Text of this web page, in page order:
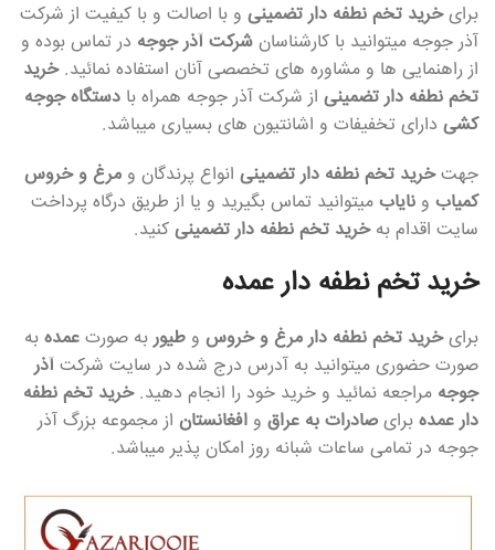
برایخرید تخم نطفه دار تضمینی و با اصالت و با کیفیت از شرکت
آذر جوجه میتوانید با کارشناسان شرکت آذر جوجه در تماس بوده و
از راهنمایی ها و مشاوره های تخصصی آنان استفاده نمائید.خرید
تخم نطفه دار تضمینی از شرکت آذر جوجه همراه با دستگاه جوجه
کشی دارای تخفیفات و اشانتیون های بسیاری میباشد.
جهتخرید تخم نطفه دار تضمینی انواع پرندگان و مرغ و خروس
کمیاب و نایاب میتوانید تماس بگیرید و یا از طریق درگاه پرداخت
سایت اقدام بهخرید تخم نطفه دار تضمینی کنید.
خرید تخم نطفه دار عمده
برایخرید تخم نطفه دار مرغ و خروس و طیوربه صورت عمده به
صورت حضوری میتوانید به آدرس درج شده در سایت شرکت آذر
جوجه مراجعه نمائید و خرید خود را انجام دهید.خرید تخم نطفه
دار عمده برایصادرات به عراق و افغانستان از مجموعه بزرگ آذر
جوجه در تمامی ساعات شبانه روز امکان پذیر میباشد.